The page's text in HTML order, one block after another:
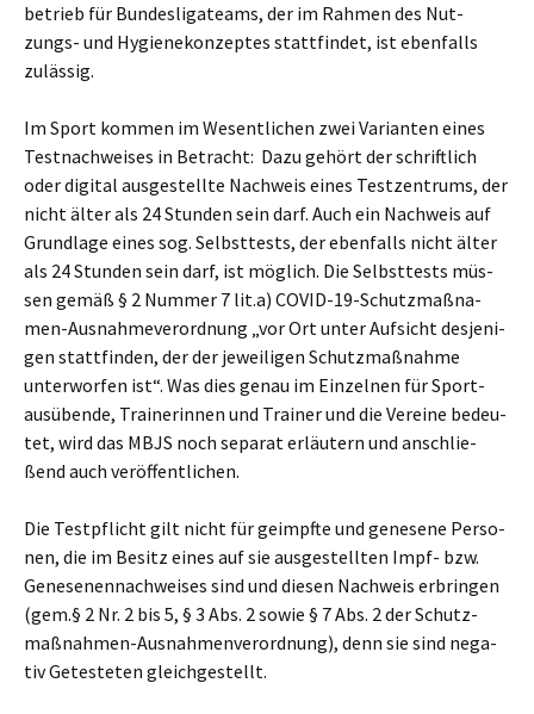
be­trieb für Bun­des­li­ga­teams, der im Rah­men des Nut­
zungs- und Hygie­ne­kon­zep­tes statt­fin­det, ist eben­falls
zulässig.
Im Sport kom­men im Wesent­li­chen zwei Vari­an­ten eines
Test­nach­wei­ses in Betracht: Dazu gehört der schrift­lich
oder digi­tal aus­ge­stell­te Nach­weis eines Test­zen­trums, der
nicht älter als 24 Stun­den sein darf. Auch ein Nach­weis auf
Grund­la­ge eines sog. Selbst­tests, der eben­falls nicht älter
als 24 Stun­den sein darf, ist mög­lich. Die Selbst­tests müs­
sen gemäß § 2 Num­mer 7 lit.a) COVID-19-Schutz­maß­na­
men-Aus­nah­me­ver­ord­nung „vor Ort unter Auf­sicht des­je­ni­
gen statt­fin­den, der der jewei­li­gen Schutz­maß­nah­me
unter­wor­fen ist“. Was dies genau im Ein­zel­nen für Sport­
aus­üben­de, Trai­ne­rin­nen und Trai­ner und die Ver­ei­ne bedeu­
tet, wird das MBJS noch sepa­rat erläu­tern und anschlie­
ßend auch veröffentlichen.
Die Test­pflicht gilt nicht für geimpf­te und gene­se­ne Per­so­
nen, die im Besitz eines auf sie aus­ge­stell­ten Impf- bzw.
Gene­se­nen­nach­wei­ses sind und die­sen Nach­weis erbrin­gen
(gem.§ 2 Nr. 2 bis 5, § 3 Abs. 2 sowie § 7 Abs. 2 der Schutz­
maß­nah­men-Aus­nah­men­ver­ord­nung), denn sie sind nega­
tiv Getes­te­ten gleichgestellt.